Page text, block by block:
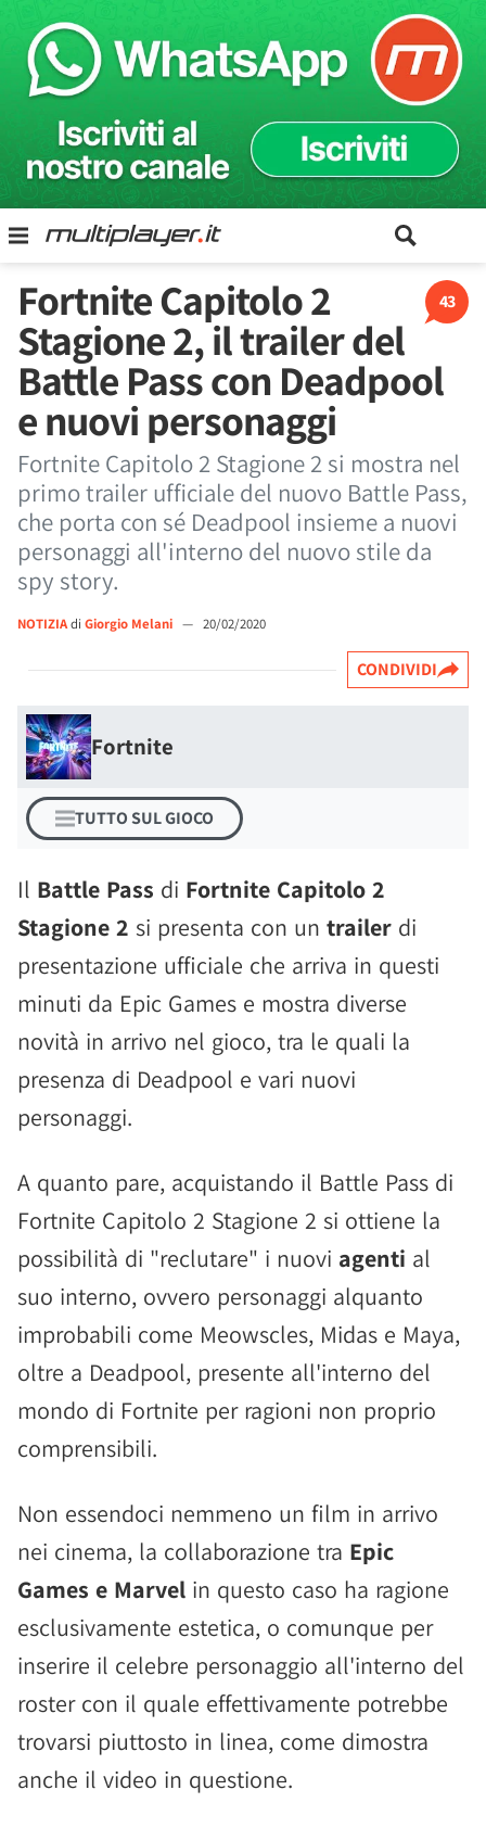
43
Fortnite Capitolo 2
Stagione 2, il trailer del
Battle Pass con Deadpool
e nuovi personaggi
Fortnite Capitolo 2 Stagione 2 si mostra nel
primo trailer ufficiale del nuovo Battle Pass,
che porta con sé Deadpool insieme a nuovi
personaggi all'interno del nuovo stile da
spy story.
NOTIZIAdi Giorgio Melani — 20/02/2020
CONDIVIDI
Fortnite
TUTTO SUL GIOCO
Il Battle Pass di Fortnite Capitolo 2
Stagione 2 si presenta con un trailer di
presentazione ufficiale che arriva in questi
minuti da Epic Games e mostra diverse
novità in arrivo nel gioco, tra le quali la
presenza di Deadpool e vari nuovi
personaggi.
A quanto pare, acquistando il Battle Pass di
Fortnite Capitolo 2 Stagione 2 si ottiene la
possibilità di "reclutare" i nuovi agenti al
suo interno, ovvero personaggi alquanto
improbabili come Meowscles, Midas e Maya,
oltre a Deadpool, presente all'interno del
mondo di Fortnite per ragioni non proprio
comprensibili.
Non essendoci nemmeno un film in arrivo
nei cinema, la collaborazione tra Epic
Games e Marvel in questo caso ha ragione
esclusivamente estetica, o comunque per
inserire il celebre personaggio all'interno del
roster con il quale effettivamente potrebbe
trovarsi piuttosto in linea, come dimostra
anche il video in questione.